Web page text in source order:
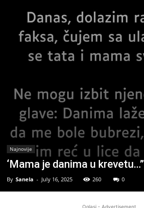
Najnovije
‘Mama je danima u krevetu…”
By Sanela - July 16, 2025 260 0
Oglasi - Advertisement